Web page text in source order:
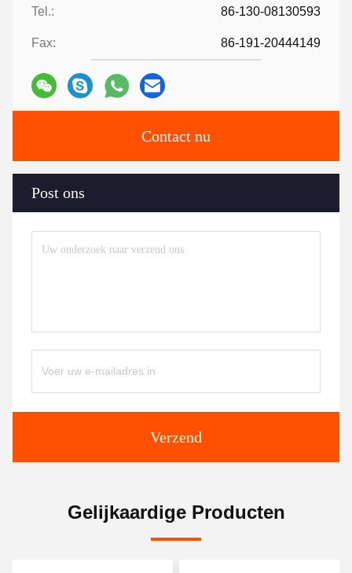
Tel.: 86-130-08130593
Fax: 86-191-20444149
Contact nu
Post ons
Verzend
Gelijkaardige Producten